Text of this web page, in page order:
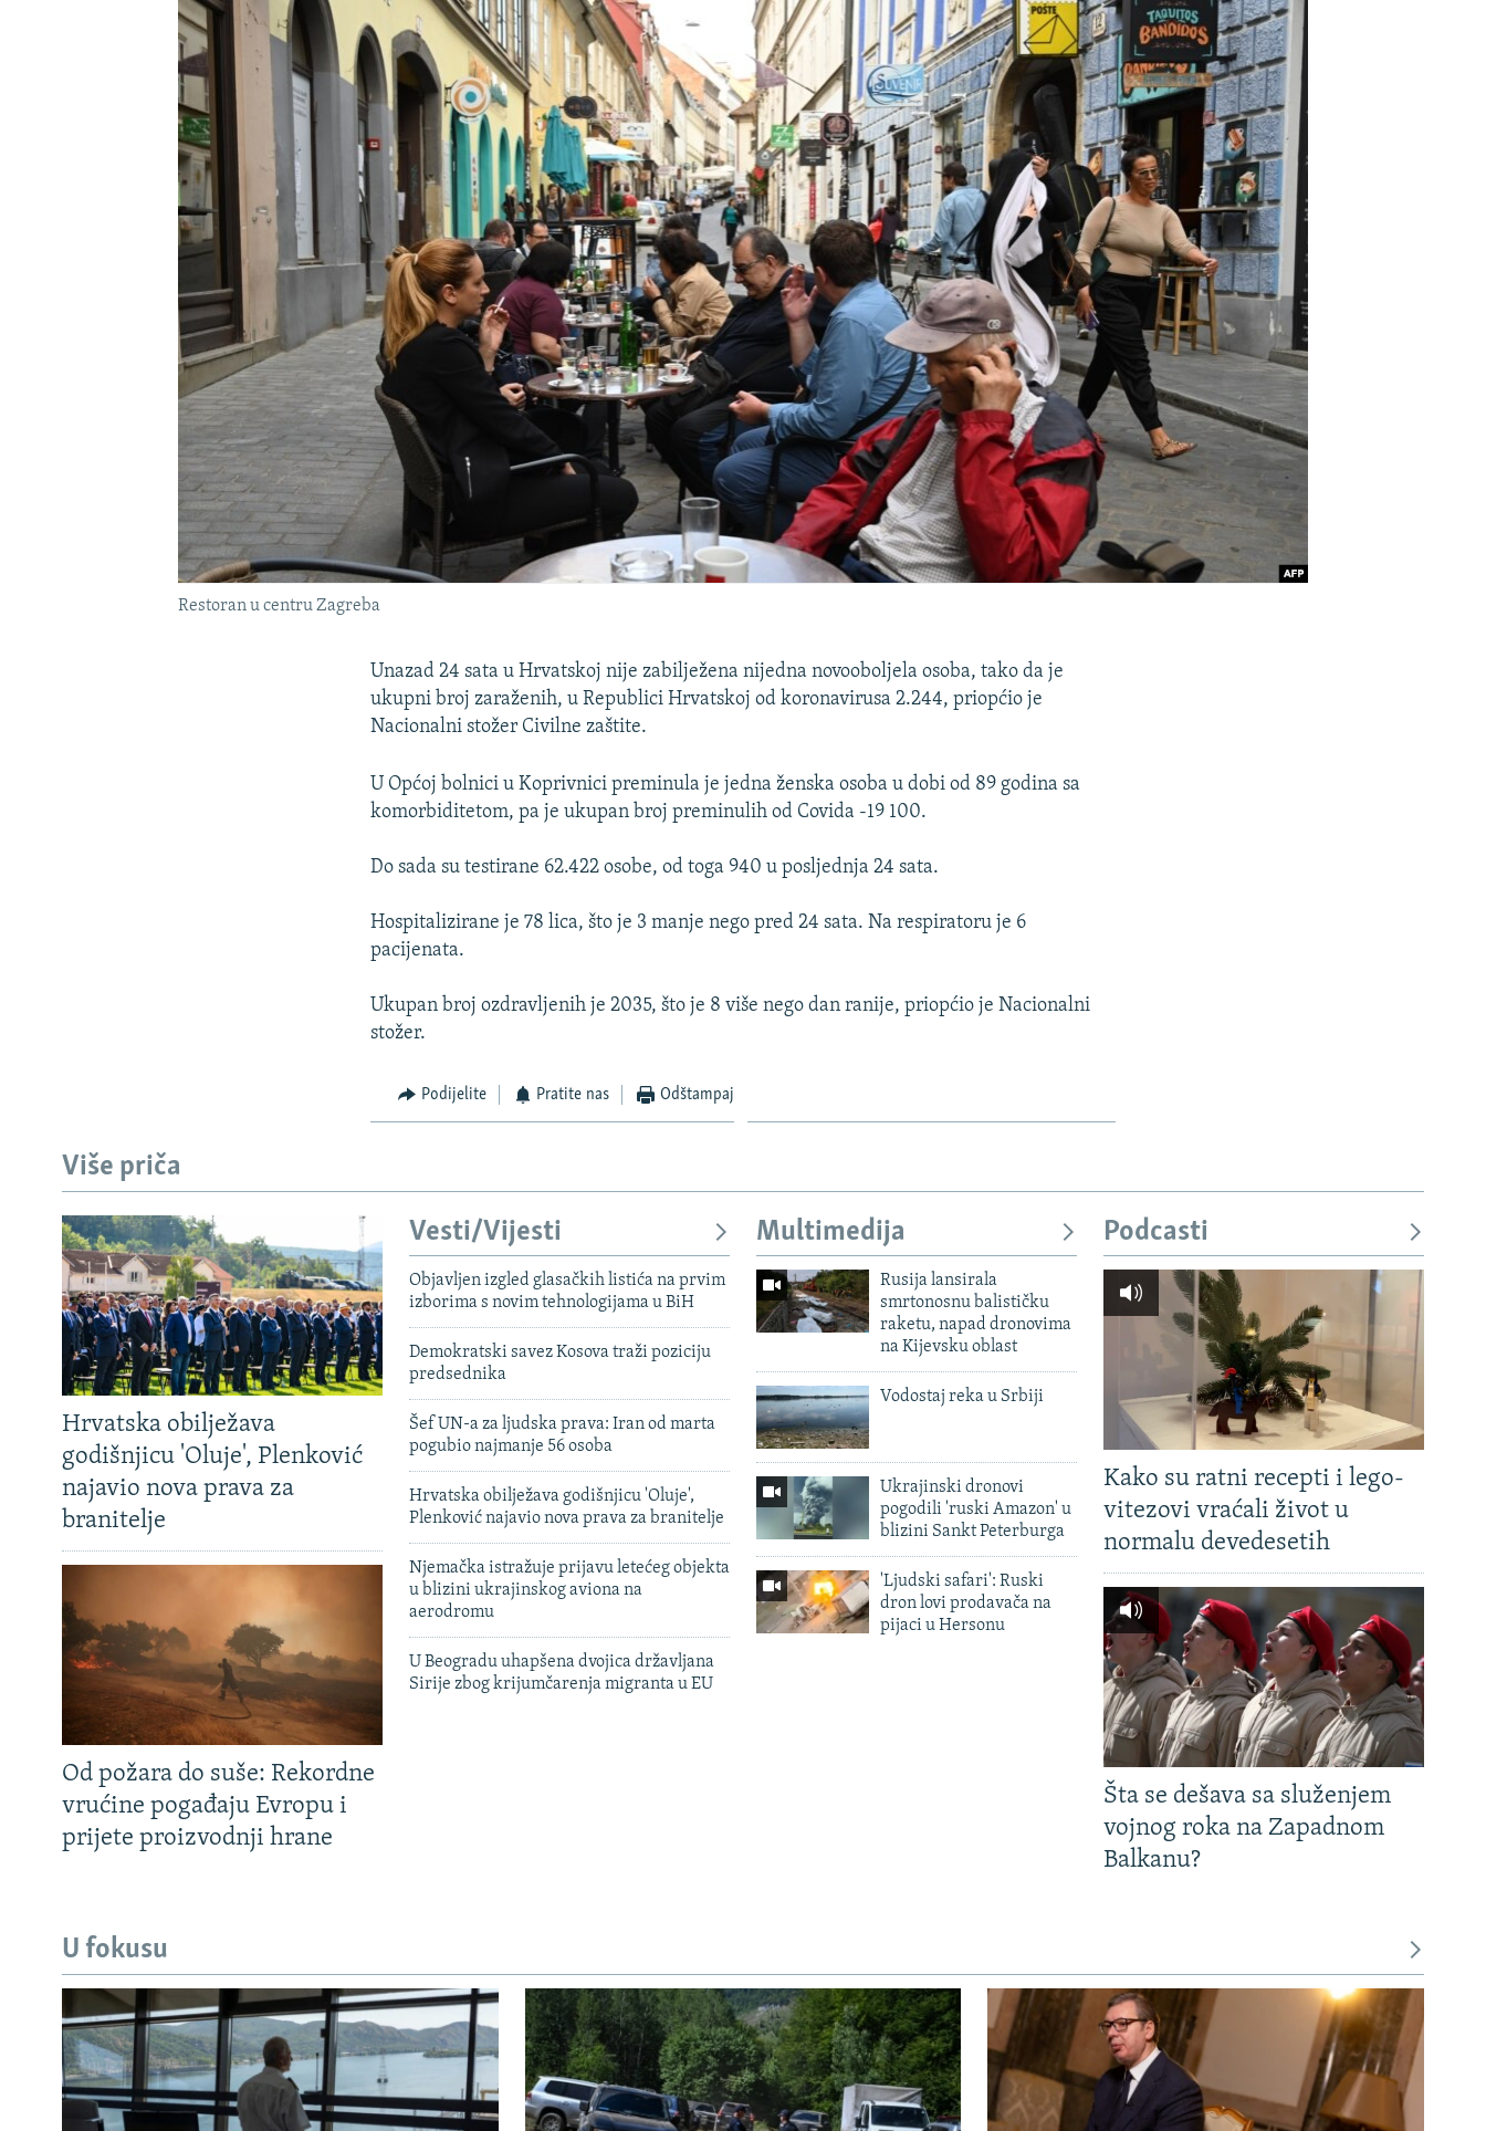
GENOCID U SREBRENICI
POPLAVE I KLIZIŠTA U BIH 2024.
TRI DECENIJE OD RATA U BIH
NASTANAK I RASPAD JUGOSLAVIJE
Restoran u centru Zagreba
Unazad 24 sata u Hrvatskoj nije zabilježena nijedna novooboljela osoba, tako da je
ukupni broj zaraženih, u Republici Hrvatskoj od koronavirusa 2.244, priopćio je
Nacionalni stožer Civilne zaštite.
U Općoj bolnici u Koprivnici preminula je jedna ženska osoba u dobi od 89 godina sa
komorbiditetom, pa je ukupan broj preminulih od Covida -19 100.
Do sada su testirane 62.422 osobe, od toga 940 u posljednja 24 sata.
Hospitalizirane je 78 lica, što je 3 manje nego pred 24 sata. Na respiratoru je 6
pacijenata.
Ukupan broj ozdravljenih je 2035, što je 8 više nego dan ranije, priopćio je Nacionalni
stožer.
Podijelite Pratite nas Odštampaj
Više priča
Hrvatska obilježava
godišnjicu 'Oluje', Plenković
najavio nova prava za
branitelje
Od požara do suše: Rekordne
vrućine pogađaju Evropu i
prijete proizvodnji hrane
Vesti/Vijesti
Objavljen izgled glasačkih listića na prvim
izborima s novim tehnologijama u BiH
Demokratski savez Kosova traži poziciju
predsednika
Šef UN-a za ljudska prava: Iran od marta
pogubio najmanje 56 osoba
Hrvatska obilježava godišnjicu 'Oluje',
Plenković najavio nova prava za branitelje
Njemačka istražuje prijavu letećeg objekta
u blizini ukrajinskog aviona na
aerodromu
U Beogradu uhapšena dvojica državljana
Sirije zbog krijumčarenja migranta u EU
Multimedija
Rusija lansirala
smrtonosnu balističku
raketu, napad dronovima
na Kijevsku oblast
Vodostaj reka u Srbiji
Ukrajinski dronovi
pogodili 'ruski Amazon' u
blizini Sankt Peterburga
'Ljudski safari': Ruski
dron lovi prodavača na
pijaci u Hersonu
Podcasti
Kako su ratni recepti i lego-
vitezovi vraćali život u
normalu devedesetih
Šta se dešava sa služenjem
vojnog roka na Zapadnom
Balkanu?
U fokusu